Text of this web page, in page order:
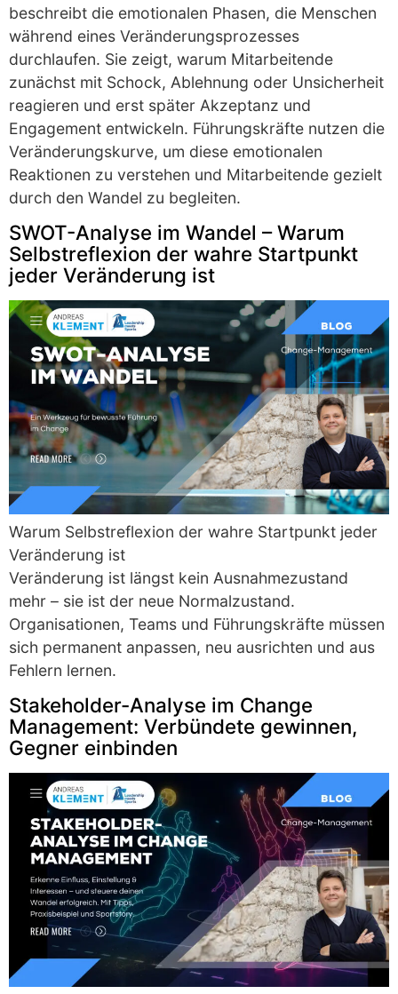
beschreibt die emotionalen Phasen, die Menschen
während eines Veränderungsprozesses
durchlaufen. Sie zeigt, warum Mitarbeitende
zunächst mit Schock, Ablehnung oder Unsicherheit
reagieren und erst später Akzeptanz und
Engagement entwickeln. Führungskräfte nutzen die
Veränderungskurve, um diese emotionalen
Reaktionen zu verstehen und Mitarbeitende gezielt
durch den Wandel zu begleiten.
SWOT-Analyse im Wandel – Warum
Selbstreflexion der wahre Startpunkt
jeder Veränderung ist
Warum Selbstreflexion der wahre Startpunkt jeder
Veränderung ist
Veränderung ist längst kein Ausnahmezustand
mehr – sie ist der neue Normalzustand.
Organisationen, Teams und Führungskräfte müssen
sich permanent anpassen, neu ausrichten und aus
Fehlern lernen.
Stakeholder-Analyse im Change
Management: Verbündete gewinnen,
Gegner einbinden